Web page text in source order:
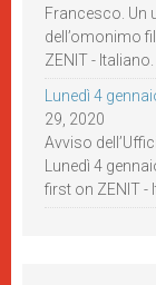
Francesco. Un
dell’omonimo
ZENIT - Italiano.
Lunedì 4
29, 2020
Avviso
Lunedì 4
first on ZENIT -